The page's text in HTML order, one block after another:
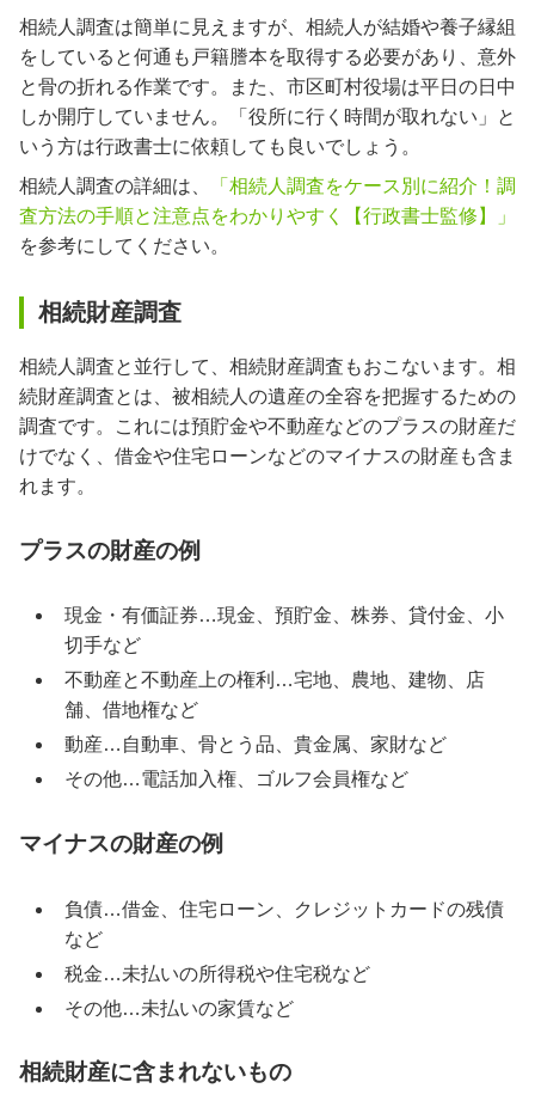
相続人調査は簡単に見えますが、相続人が結婚や養子縁組
をしていると何通も戸籍謄本を取得する必要があり、意外
と骨の折れる作業です。また、市区町村役場は平日の日中
しか開庁していません。「役所に行く時間が取れない」と
いう方は行政書士に依頼しても良いでしょう。
相続人調査の詳細は、
「相続人調査をケース別に紹介！調
査方法の手順と注意点をわかりやすく【行政書士監修】」
を参考にしてください。
相続財産調査
相続人調査と並行して、相続財産調査もおこないます。相
続財産調査とは、被相続人の遺産の全容を把握するための
調査です。これには預貯金や不動産などのプラスの財産だ
けでなく、借金や住宅ローンなどのマイナスの財産も含ま
れます。
プラスの財産の例
現金・有価証券…現金、預貯金、株券、貸付金、小
切手など
不動産と不動産上の権利…宅地、農地、建物、店
舗、借地権など
動産…自動車、骨とう品、貴金属、家財など
その他…電話加入権、ゴルフ会員権など
マイナスの財産の例
負債…借金、住宅ローン、クレジットカードの残債
など
税金…未払いの所得税や住宅税など
その他…未払いの家賃など
相続財産に含まれないもの